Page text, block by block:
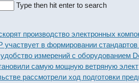
Type then hit enter to search
производство электронных
в формировании стандартов
измерений с оборудованием Dekraft
самую мощную ветряную
рассмотрели ход подготовки